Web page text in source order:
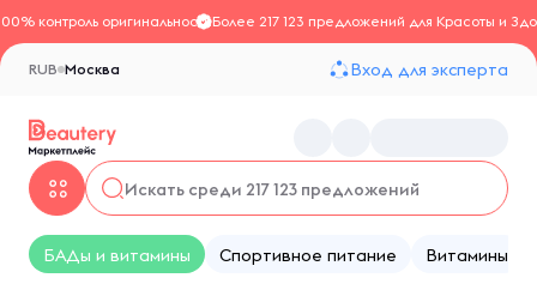
контроль оригинальностиБолее 217 123 предложений для Красоты и
Москва
RUB Вход для эксперта
БАДы и витамины Спортивное питание Витамины